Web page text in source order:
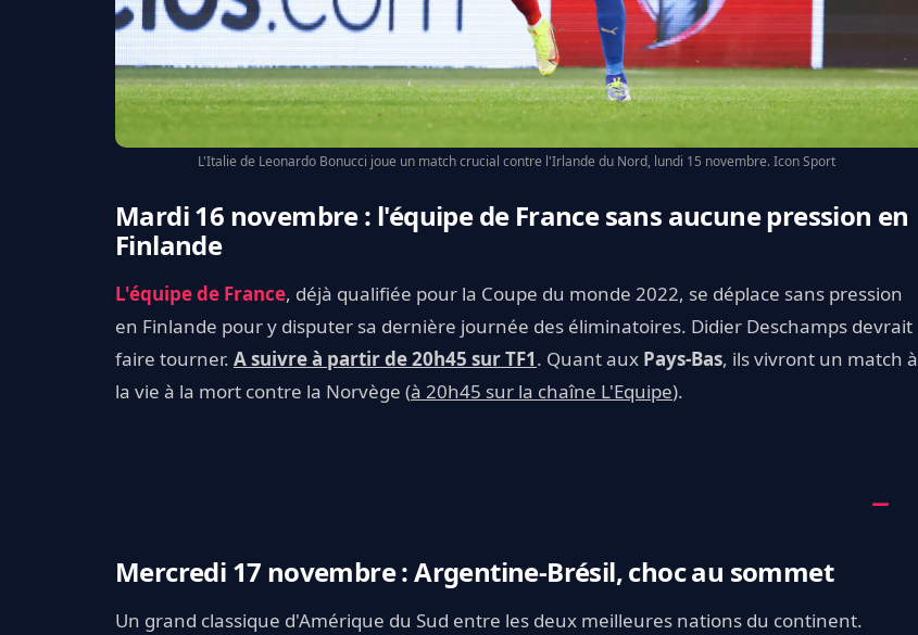
L'Italie de Leonardo Bonucci joue un match crucial contre l'Irlande du Nord, lundi 15 novembre. Icon Sport
Mardi 16 novembre : l'équipe de France sans aucune pression en
Finlande
L'équipe de France, déjà qualifiée pour la Coupe du monde 2022, se déplace sans pression
en Finlande pour y disputer sa dernière journée des éliminatoires. Didier Deschamps devrait
faire tourner. A suivre à partir de 20h45 sur TF1. Quant aux Pays-Bas, ils vivront un match à
la vie à la mort contre la Norvège (à 20h45 sur la chaîne L'Equipe).
Mercredi 17 novembre : Argentine-Brésil, choc au sommet
Un grand classique d'Amérique du Sud entre les deux meilleures nations du continent.